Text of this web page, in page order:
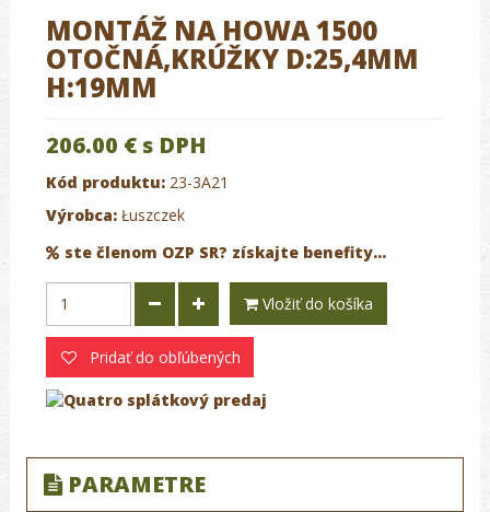
MONTÁŽ NA HOWA 1500
OTOČNÁ,KRÚŽKY D:25,4MM
H:19MM
206.00 € s DPH
Kód produktu: 23-3A21
Výrobca: Łuszczek
ste členom OZP SR? získajte benefity...
Vložiť do košíka
Pridať do obľúbených
PARAMETRE